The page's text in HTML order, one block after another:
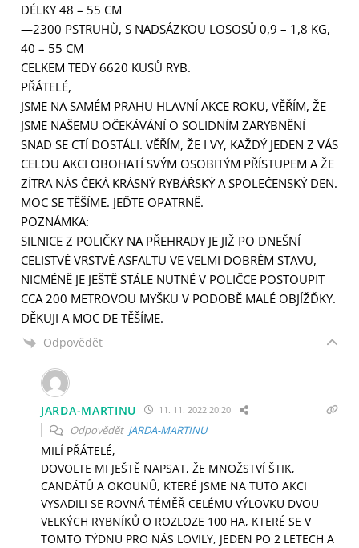
DÉLKY 48 – 55 CM
—2300 PSTRUHŮ, S NADSÁZKOU LOSOSŮ 0,9 – 1,8 KG,
40 – 55 CM
CELKEM TEDY 6620 KUSŮ RYB.
PŘÁTELÉ,
JSME NA SAMÉM PRAHU HLAVNÍ AKCE ROKU, VĚŘÍM, ŽE
JSME NAŠEMU OČEKÁVÁNÍ O SOLIDNÍM ZARYBNĚNÍ
SNAD SE CTÍ DOSTÁLI. VĚŘÍM, ŽE I VY, KAŽDÝ JEDEN Z VÁS
CELOU AKCI OBOHATÍ SVÝM OSOBITÝM PŘÍSTUPEM A ŽE
ZÍTRA NÁS ČEKÁ KRÁSNÝ RYBÁŘSKÝ A SPOLEČENSKÝ DEN.
MOC SE TĚŠÍME. JEĎTE OPATRNĚ.
POZNÁMKA:
SILNICE Z POLIČKY NA PŘEHRADY JE JIŽ PO DNEŠNÍ
CELISTVÉ VRSTVĚ ASFALTU VE VELMI DOBRÉM STAVU,
NICMÉNĚ JE JEŠTĚ STÁLE NUTNÉ V POLIČCE POSTOUPIT
CCA 200 METROVOU MYŠKU V PODOBĚ MALÉ OBJÍŽĎKY.
DĚKUJI A MOC DE TĚŠÍME.
Odpovědět
JARDA-MARTINU 11. 11. 2022 20:20
Odpovědět JARDA-MARTINU
MILÍ PŘÁTELÉ,
DOVOLTE MI JEŠTĚ NAPSAT, ŽE MNOŽSTVÍ ŠTIK,
CANDÁTŮ A OKOUNŮ, KTERÉ JSME NA TUTO AKCI
VYSADILI SE ROVNÁ TÉMĚŘ CELÉMU VÝLOVKU DVOU
VELKÝCH RYBNÍKŮ O ROZLOZE 100 HA, KTERÉ SE V
TOMTO TÝDNU PRO NÁS LOVILY, JEDEN PO 2 LETECH A